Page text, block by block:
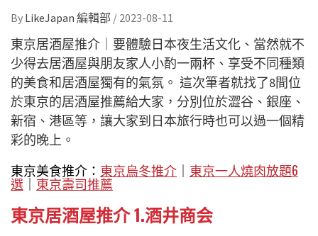
By LikeJapan 編輯部 / 2023-08-11
東京居酒屋推介｜要體驗日本夜生活文化、當然就不
少得去居酒屋與朋友家人小酌一兩杯、享受不同種類
的美食和居酒屋獨有的氣氛。 這次筆者就找了8間位
於東京的居酒屋推薦給大家，分別位於澀谷、銀座、
新宿、港區等，讓大家到日本旅行時也可以過一個精
彩的晚上。
東京美食推介： 東京烏冬推介 ｜ 東京一人燒肉放題6
選｜東京壽司推薦
東京居酒屋推介 1.酒井商会